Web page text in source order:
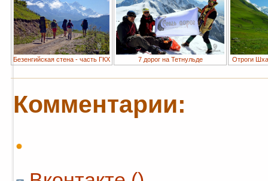
Безенгийская стена - часть ГКХ 7 дорог на Тетнульде Отроги
Комментарии: